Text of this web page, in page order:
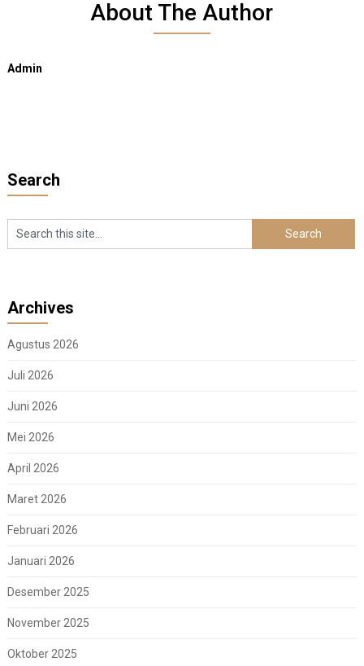
About The Author
Admin
Search
Archives
Agustus 2026
Juli 2026
Juni 2026
Mei 2026
April 2026
Maret 2026
Februari 2026
Januari 2026
Desember 2025
November 2025
Oktober 2025